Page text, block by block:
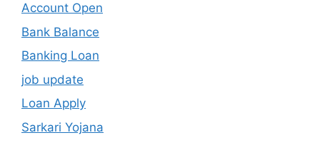
Account Open
Bank Balance
Banking Loan
job update
Loan Apply
Sarkari Yojana